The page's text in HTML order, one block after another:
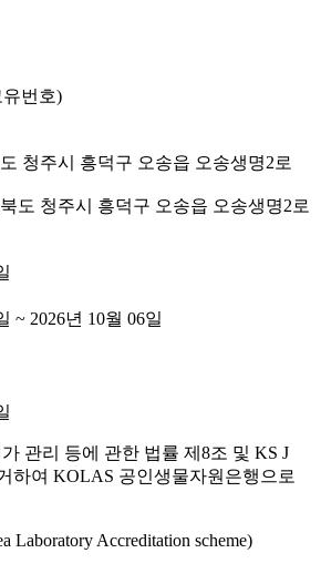
번호)
청주시 흥덕구 오송읍 오송생명2로
도 청주시 흥덕구 오송읍 오송생명2로
~ 2026년 10월 06일
관리 등에 관한 법률 제8조 및 KS J
하여 KOLAS 공인생물자원은행으로
Laboratory Accreditation scheme)